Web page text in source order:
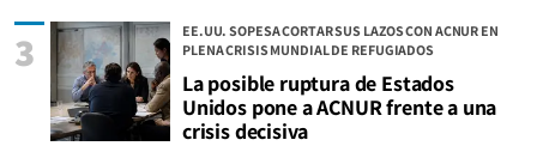
EE.UU. SOPESA CORTAR SUS LAZOS CON ACNUR EN
PLENA CRISIS MUNDIAL DE REFUGIADOS
La posible ruptura de Estados
Unidos pone a ACNUR frente a una
crisis decisiva
3